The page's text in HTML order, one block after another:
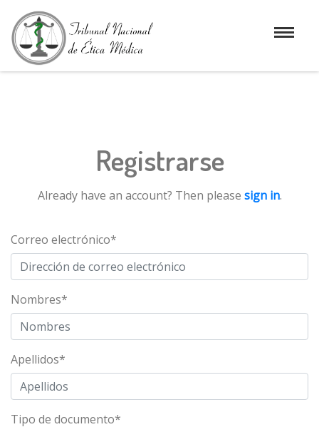
Registrarse
Already have an account? Then please sign in.
Correo electrónico*
Nombres*
Apellidos*
Tipo de documento*